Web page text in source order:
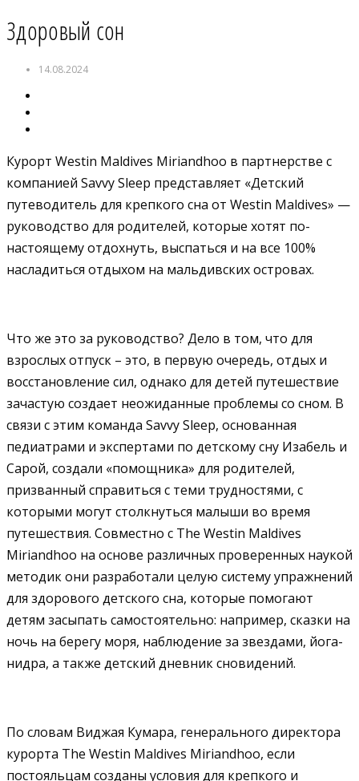
Здоровый сон
14.08.2024
Курорт Westin Maldives Miriandhoo в партнерстве с
компанией Savvy Sleep представляет «Детский
путеводитель для крепкого сна от Westin Maldives» —
руководство для родителей, которые хотят по-
настоящему отдохнуть, выспаться и на все 100%
насладиться отдыхом на мальдивских островах.
Что же это за руководство? Дело в том, что для
взрослых отпуск – это, в первую очередь, отдых и
восстановление сил, однако для детей путешествие
зачастую создает неожиданные проблемы со сном. В
связи с этим команда Savvy Sleep, основанная
педиатрами и экспертами по детскому сну Изабель и
Сарой, создали «помощника» для родителей,
призванный справиться с теми трудностями, с
которыми могут столкнуться малыши во время
путешествия. Совместно с The Westin Maldives
Miriandhoo на основе различных проверенных наукой
методик они разработали целую систему упражнений
для здорового детского сна, которые помогают
детям засыпать самостоятельно: например, сказки на
ночь на берегу моря, наблюдение за звездами, йога-
нидра, а также детский дневник сновидений.
По словам Виджая Кумара, генерального директора
курорта The Westin Maldives Miriandhoo, если
постояльцам созданы условия для крепкого и